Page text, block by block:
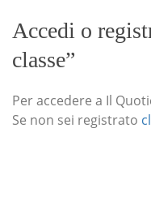
Accedi o
classe”
Per accedere a Il
Se non sei registrato